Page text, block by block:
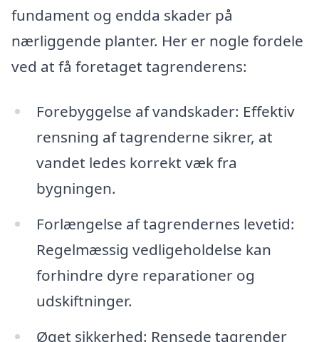
fundament og endda skader på
nærliggende planter. Her er nogle fordele
ved at få foretaget tagrenderens:
Forebyggelse af vandskader: Effektiv
rensning af tagrenderne sikrer, at
vandet ledes korrekt væk fra
bygningen.
Forlængelse af tagrendernes levetid:
Regelmæssig vedligeholdelse kan
forhindre dyre reparationer og
udskiftninger.
Øget sikkerhed: Rensede tagrender